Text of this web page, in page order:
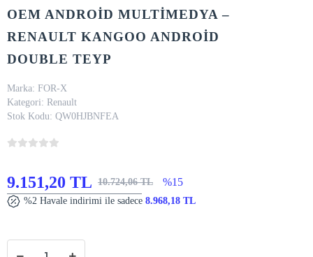
OEM ANDROİD MULTİMEDYA –
RENAULT KANGOO ANDROİD
DOUBLE TEYP
Marka: FOR-X
Kategori: Renault
Stok Kodu: QW0HJBNFEA
9.151,20 TL 10.724,06 TL %15
%2 Havale indirimi ile sadece 8.968,18 TL